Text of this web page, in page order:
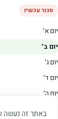
סגור עכשיו
יום א׳
יום ב׳
יום ג׳
יום ד׳
יום ה׳